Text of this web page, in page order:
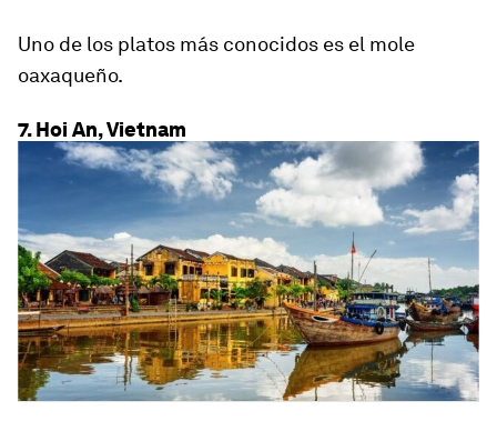
Uno de los platos más conocidos es el mole
oaxaqueño.
7. Hoi An, Vietnam